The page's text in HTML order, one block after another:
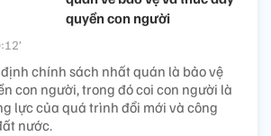
quyền con người
chính sách nhất quán là bảo vệ
con người, trong đó coi con người là
lực của quá trình đổi mới và công
nước.